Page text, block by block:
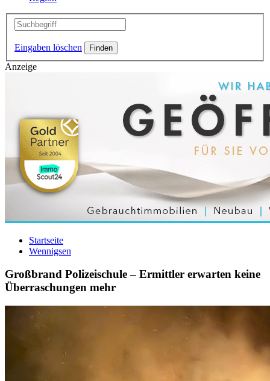
Eingaben löschen
Anzeige
Startseite
Wennigsen
Großbrand Polizeischule – Ermittler erwarten keine
Überraschungen mehr